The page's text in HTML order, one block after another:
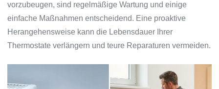
vorzubeugen, sind regelmäßige Wartung und einige
einfache Maßnahmen entscheidend. Eine proaktive
Herangehensweise kann die Lebensdauer Ihrer
Thermostate verlängern und teure Reparaturen vermeiden.